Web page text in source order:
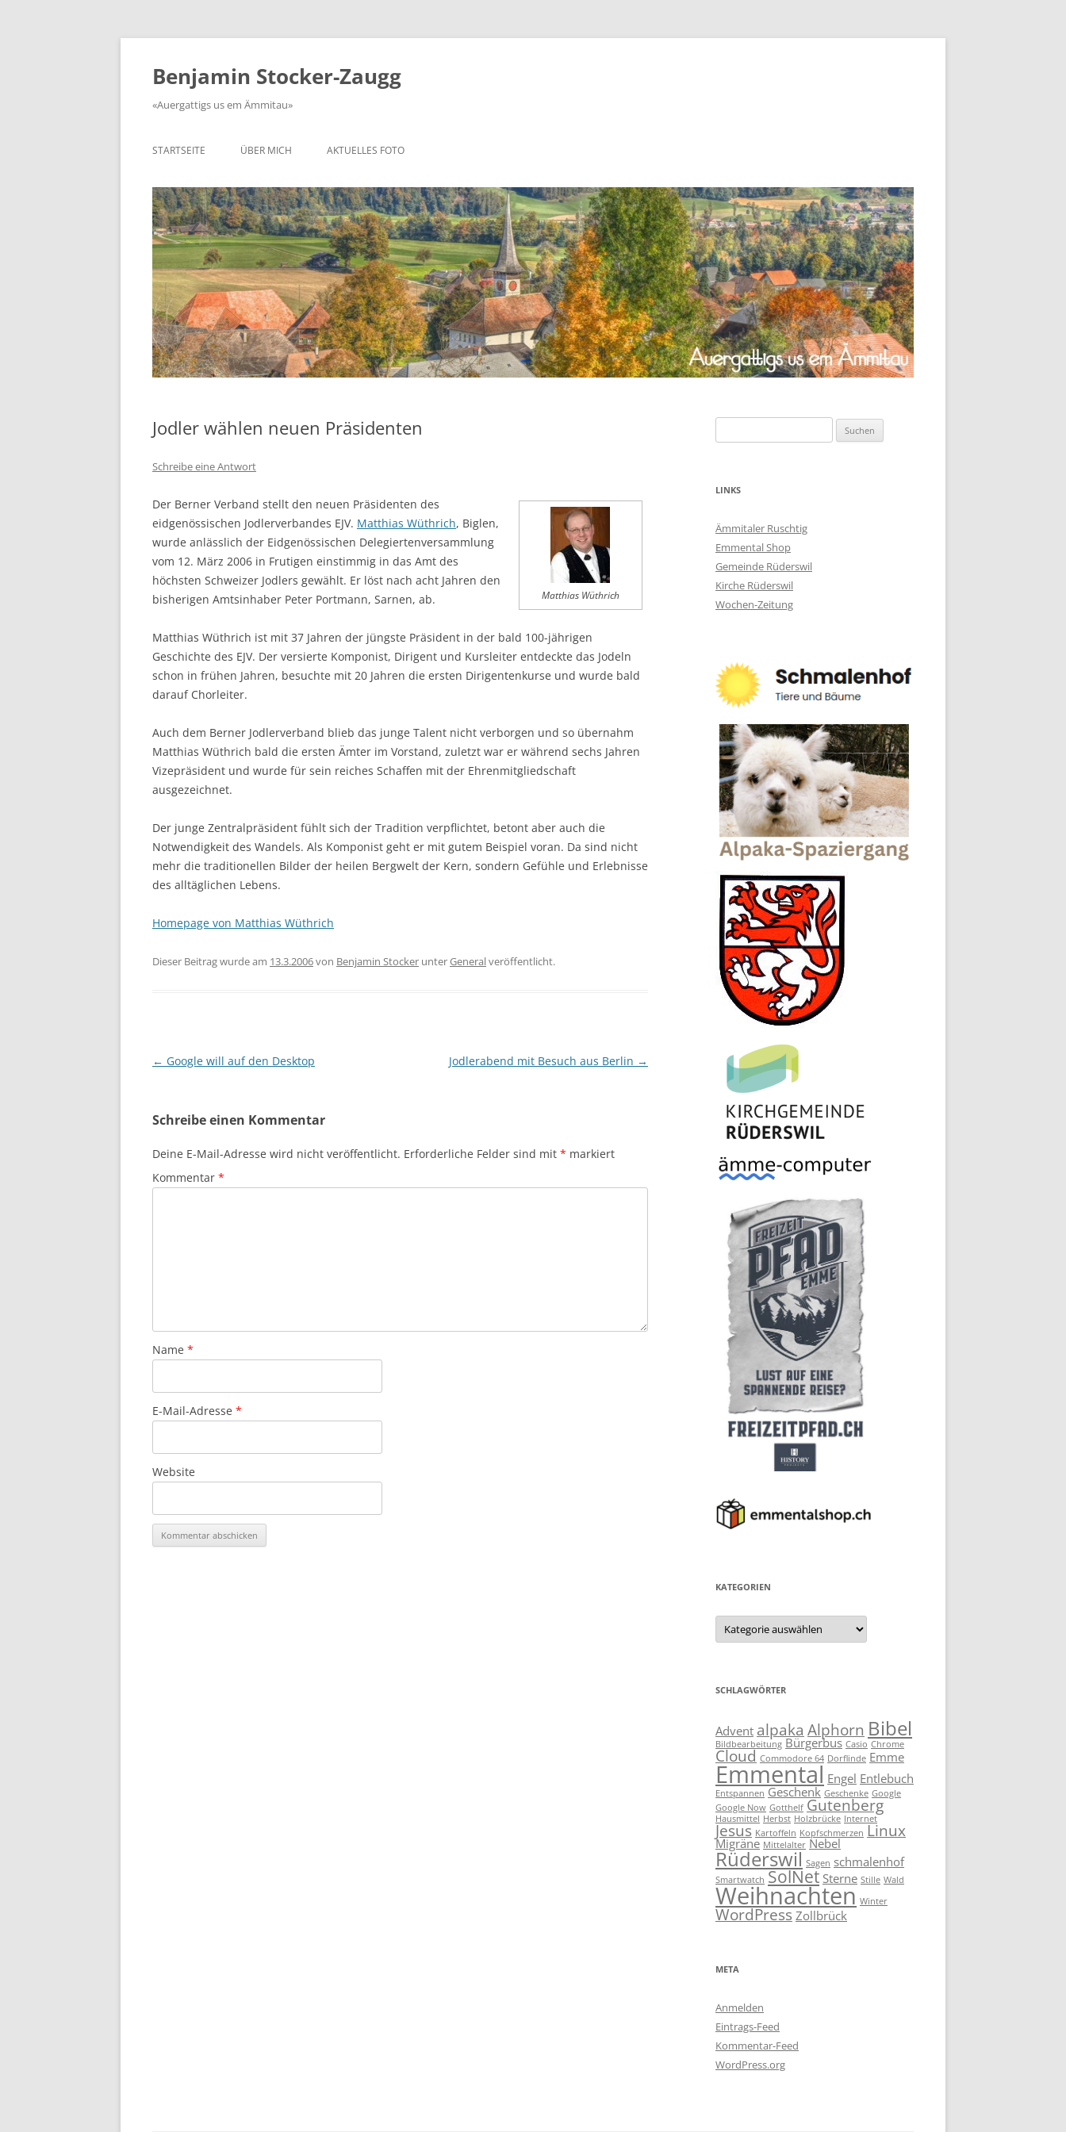
Zum
springen
Benjamin Stocker-Zaugg
«Auergattigs us em Ämmitau»
STARTSEITE ÜBER MICH AKTUELLES FOTO
Jodler wählen neuen Präsidenten
Schreibe eine Antwort
Matthias Wüthrich
Der Berner Verband stellt den neuen Präsidenten des
eidgenössischen Jodlerverbandes EJV. Matthias Wüthrich, Biglen,
wurde anlässlich der Eidgenössischen Delegiertenversammlung
vom 12. März 2006 in Frutigen einstimmig in das Amt des
höchsten Schweizer Jodlers gewählt. Er löst nach acht Jahren den
bisherigen Amtsinhaber Peter Portmann, Sarnen, ab.
Matthias Wüthrich ist mit 37 Jahren der jüngste Präsident in der bald 100-jährigen
Geschichte des EJV. Der versierte Komponist, Dirigent und Kursleiter entdeckte das Jodeln
schon in frühen Jahren, besuchte mit 20 Jahren die ersten Dirigentenkurse und wurde bald
darauf Chorleiter.
Auch dem Berner Jodlerverband blieb das junge Talent nicht verborgen und so übernahm
Matthias Wüthrich bald die ersten Ämter im Vorstand, zuletzt war er während sechs Jahren
Vizepräsident und wurde für sein reiches Schaffen mit der Ehrenmitgliedschaft
ausgezeichnet.
Der junge Zentralpräsident fühlt sich der Tradition verpflichtet, betont aber auch die
Notwendigkeit des Wandels. Als Komponist geht er mit gutem Beispiel voran. Da sind nicht
mehr die traditionellen Bilder der heilen Bergwelt der Kern, sondern Gefühle und Erlebnisse
des alltäglichen Lebens.
Homepage von Matthias Wüthrich
Dieser Beitrag wurde am 13.3.2006von Benjamin Stocker unterGeneralveröffentlicht.
Beitragsnavigation
← Google will auf den Desktop Jodlerabend mit Besuch aus Berlin →
Schreibe einen Kommentar
Deine E-Mail-Adresse wird nicht veröffentlicht. Erforderliche Felder sind mit * markiert
Kommentar *
Name *
E-Mail-Adresse *
Website
nach:
LINKS
Ämmitaler Ruschtig
Emmental Shop
Gemeinde Rüderswil
Kirche Rüderswil
Wochen-Zeitung
KATEGORIEN
Kategorien
SCHLAGWÖRTER
Advent alpaka Alphorn Bibel
Bildbearbeitung Bürgerbus Casio Chrome
Cloud Commodore 64 Dorflinde Emme
Emmental Engel Entlebuch
Entspannen Geschenk Geschenke Google
Google Now Gotthelf Gutenberg
Hausmittel Herbst Holzbrücke Internet
Jesus Kartoffeln Kopfschmerzen Linux
Migräne Mittelalter Nebel
Rüderswil Sagen schmalenhof
Smartwatch SolNet Sterne Stille Wald
Weihnachten Winter
WordPress Zollbrück
META
Anmelden
Eintrags-Feed
Kommentar-Feed
WordPress.org